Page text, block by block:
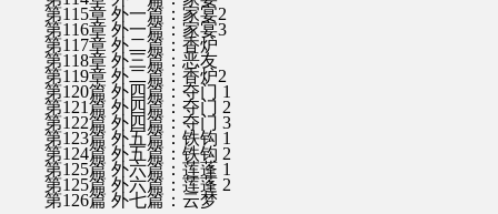
第115章 外一篇：家宴2
第116章 外一篇：家宴3
第117章 外二篇：香炉
第118章 外三篇：恶友
第119章 外二篇：香炉2
第120篇 外四篇：夺门 1
第121篇 外四篇：夺门 2
第122篇 外四篇：夺门 3
第123篇 外五篇：铁钩 1
第124篇 外五篇：铁钩 2
第125篇 外六篇：莲蓬 1
第125篇 外六篇：莲蓬 2
第126篇 外七篇：云梦